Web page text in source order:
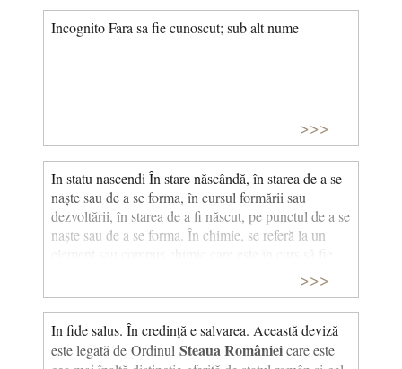
Incognito Fara sa fie cunoscut; sub alt nume
>>>
In statu nascendi În stare născândă, în starea de a se
naște sau de a se forma, în cursul formării sau
dezvoltării, în starea de a fi născut, pe punctul de a se
naște sau de a se forma. În chimie, se referă la un
element sau compus chimic care este în curs să fie
>>>
In fide salus. În credință e salvarea. Această deviză
este legată de Ordinul Steaua Românieicare este